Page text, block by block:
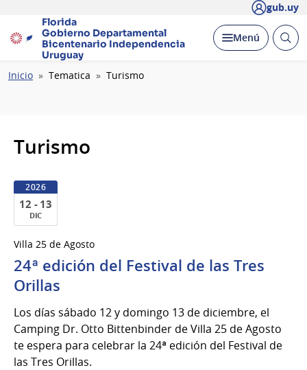
gub.uy
Florida
Gobierno Departamental
Bicentenario Independencia
Uruguay
Desplegar
Menú Abrir
Ruta
Inicio Tematica Turismo
Turismo
2026
12 - 13
DIC
al
13
de
del
2026
Villa 25 de Agosto
24ª edición del Festival de las Tres
Orillas
Los días sábado 12 y domingo 13 de diciembre, el
Camping Dr. Otto Bittenbinder de Villa 25 de Agosto
te espera para celebrar la 24ª edición del Festival de
las Tres Orillas.